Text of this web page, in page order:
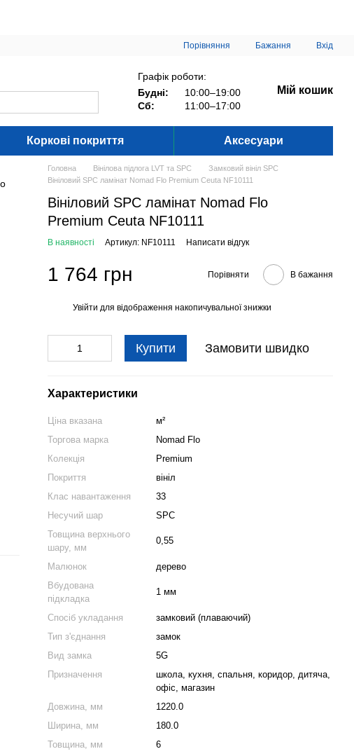
Порівняння Бажання Вхід
Графік роботи:
Будні:
10:00–19:00
Сб:
11:00–17:00
Мій кошик
Коркові покриття Аксесуари
Головна Вінілова підлога LVT та SPC
Замковий вініл SPC
Вініловий SPC ламінат Nomad Flo Premium Ceuta NF10111
Вініловий SPC ламінат Nomad Flo
Premium Ceuta NF10111
В наявності Артикул: NF10111 Написати відгук
1 764 грн Порівняти В бажання
Увійти для відображення накопичувальної знижки
Купити Замовити швидко
Характеристики
Ціна вказана
м²
Торгова марка
Nomad Flo
Колекція
Premium
Покриття
вініл
Клас навантаження
33
Несучий шар
SPC
Товщина верхнього
шару, мм
0,55
Малюнок
дерево
Вбудована
підкладка
1 мм
Спосіб укладання
замковий (плаваючий)
Тип з'єднання
замок
Вид замка
5G
Призначення
школа, кухня, спальня, коридор, дитяча,
офіс, магазин
Довжина, мм
1220.0
Ширина, мм
180.0
Товщина, мм
6